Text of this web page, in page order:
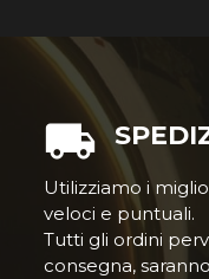
Utilizziamo i
veloci e puntuali.
Tutti gli ordini
consegna,